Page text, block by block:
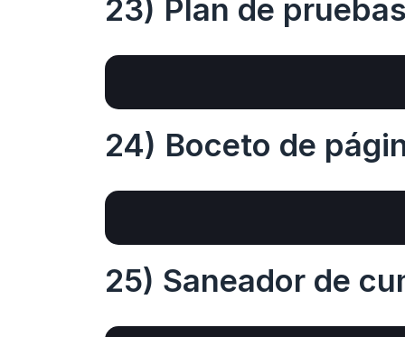
23) Plan de
24) Boceto de
25) Saneador de